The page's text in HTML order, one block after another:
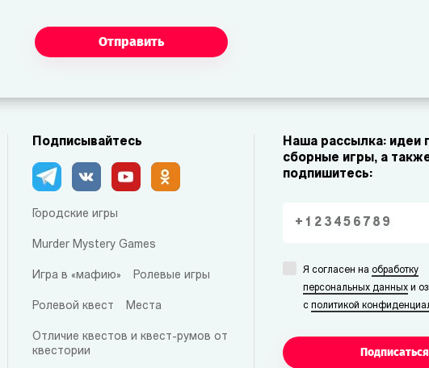
Отправить
Подписывайтесь
Городские игры
Murder Mystery Games
Игра в «мафию» Ролевые игры
Ролевой квест Места
Отличие квестов и квест-румов от
квестории
Наша рассылка: идеи
сборные игры, а
подпишитесь:
Я согласен на обработку
персональных данных и
сполитикой
Подписаться